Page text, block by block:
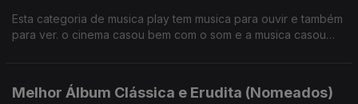
Esta categoria de musica play tem musica para ouvir e também
para ver. o cinema casou bem com o som e a musica casou
Melhor Álbum Clássica e Erudita (Nomeados)